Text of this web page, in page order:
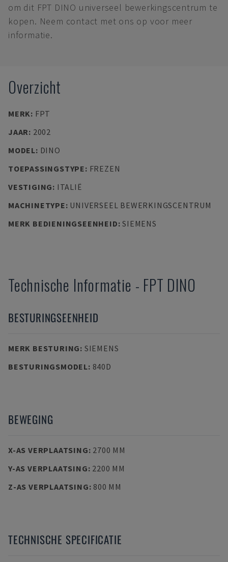
om dit FPT DINO universeel bewerkingscentrum te
kopen. Neem contact met ons op voor meer
informatie.
Overzicht
MERK: FPT
JAAR: 2002
MODEL: DINO
TOEPASSINGSTYPE: FREZEN
VESTIGING: ITALIË
MACHINETYPE: UNIVERSEEL BEWERKINGSCENTRUM
MERK BEDIENINGSEENHEID:SIEMENS
Technische Informatie - FPT DINO
BESTURINGSEENHEID
MERK BESTURING: SIEMENS
BESTURINGSMODEL: 840D
BEWEGING
X-AS VERPLAATSING: 2700 MM
Y-AS VERPLAATSING: 2200 MM
Z-AS VERPLAATSING: 800 MM
TECHNISCHE SPECIFICATIE